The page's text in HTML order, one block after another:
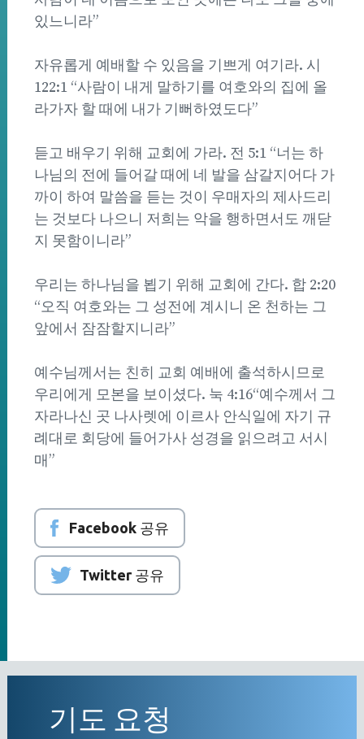
있느니라”
자유롭게 예배할 수 있음을 기쁘게 여기라. 시
122:1 “사람이 내게 말하기를 여호와의 집에 올
라가자 할 때에 내가 기뻐하였도다”
듣고 배우기 위해 교회에 가라. 전 5:1 “너는 하
나님의 전에 들어갈 때에 네 발을 삼갈지어다 가
까이 하여 말씀을 듣는 것이 우매자의 제사드리
는 것보다 나으니 저희는 악을 행하면서도 깨닫
지 못함이니라”
우리는 하나님을 뵙기 위해 교회에 간다. 합 2:20
“오직 여호와는 그 성전에 계시니 온 천하는 그
앞에서 잠잠할지니라”
예수님께서는 친히 교회 예배에 출석하시므로
우리에게 모본을 보이셨다. 눅 4:16“예수께서 그
자라나신 곳 나사렛에 이르사 안식일에 자기 규
례대로 회당에 들어가사 성경을 읽으려고 서시
매”
Facebook 공유
Twitter 공유
기도 요청